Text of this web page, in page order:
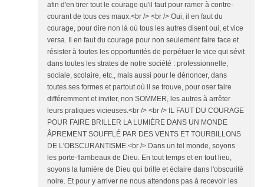
afin d'en tirer tout le courage qu'il faut pour ramer à contre-
courant de tous ces maux.<br /> <br /> Oui, il en faut du
courage, pour dire non là où tous les autres disent oui, et vice
versa. Il en faut du courage pour non seulement faire face et
résister à toutes les opportunités de perpétuer le vice qui sévit
dans toutes les strates de notre société : professionnelle,
sociale, scolaire, etc., mais aussi pour le dénoncer, dans
toutes ses formes et partout où il se trouve, pour oser faire
différemment et inviter, non SOMMER, les autres à arrêter
leurs pratiques vicieuses.<br /> <br /> IL FAUT DU COURAGE
POUR FAIRE BRILLER LA LUMIÈRE DANS UN MONDE
ÂPREMENT SOUFFLÉ PAR DES VENTS ET TOURBILLONS
DE L'OBSCURANTISME.<br /> Dans un tel monde, soyons
les porte-flambeaux de Dieu. En tout temps et en tout lieu,
soyons la lumière de Dieu qui brille et éclaire dans l'obscurité
noire. Et pour y arriver ne nous attendons pas à recevoir les